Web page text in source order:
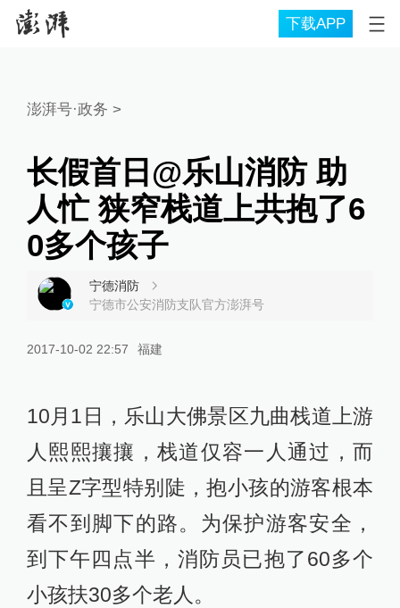
下载APP
澎湃号·政务 >
长假首日@乐山消防 助
人忙 狭窄栈道上共抱了6
0多个孩子
宁德消防
宁德市公安消防支队官方澎湃号
2017-10-02 22:57 福建
10月1日，乐山大佛景区九曲栈道上游
人熙熙攘攘，栈道仅容一人通过，而
且呈Z字型特别陡，抱小孩的游客根本
看不到脚下的路。为保护游客安全，
到下午四点半，消防员已抱了60多个
小孩扶30多个老人。